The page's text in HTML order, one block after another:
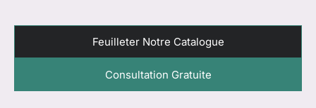
Feuilleter Notre Catalogue
Consultation Gratuite